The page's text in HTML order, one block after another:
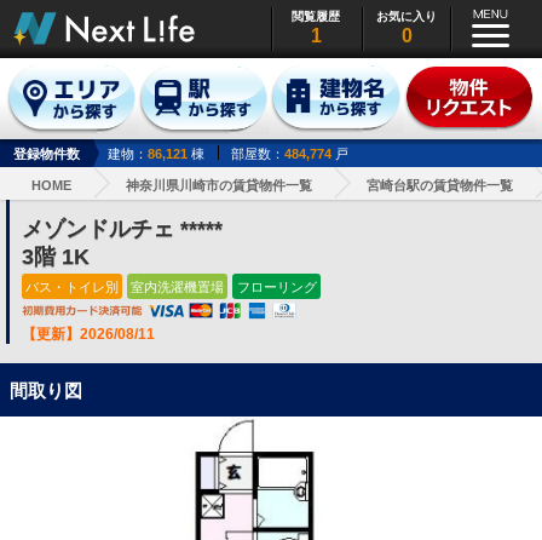
閲覧履歴
1
お気に入り
0
登録物件数 建物： 86,121 棟 部屋数： 484,774 戸
HOME 神奈川県川崎市の賃貸物件一覧 宮崎台駅の賃貸物件一覧
メゾンドルチェ *****
3階 1K
バス・トイレ別 室内洗濯機置場 フローリング
【更新】2026/08/11
間取り図